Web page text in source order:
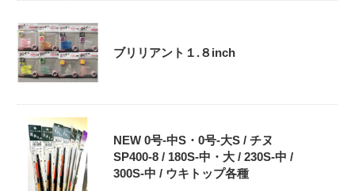
ブリリアント１.８inch
NEW 0号-中S・0号‐大S / チヌ
SP400-8 / 180S-中・大 / 230S-中 /
300S-中 / ウキトップ各種